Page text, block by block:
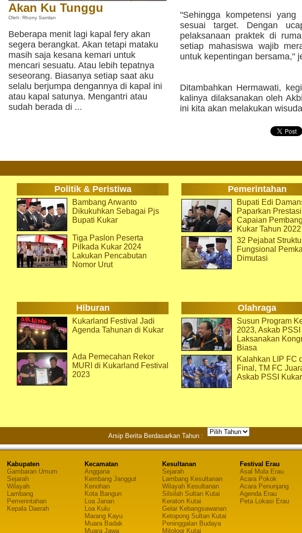
Akan Ku Tunggu
Oleh: Rhony Samlan
Beberapa menit lagi kapal fery akan
segera berangkat. Akan tetapi mataku
masih saja kesana kemari untuk
mencari sesuatu. Atau lebih tepatnya
seseorang. Biasanya setiap saat aku
selalu berjumpa dengannya di kapal ini
atau kapal satunya. Mengantri atau
sudah berada di ...
"Sehingga kompetensi
sesuai target. Dengan
pelaksanaan praktek di
setiap mahasiswa wajib
untuk kepentingan bersama,"
Ditambahkan Hermawati,
kalinya dilaksanakan oleh
ini kita akan melakukan
Politik & Peristiwa Pemerintahan
Bambang Arwanto
Dikukuhkan Sebagai Pjs
Bupati Kukar
Tiga Paslon Peserta
Pilkada Kukar 2024
Lakukan Pencabutan
Nomor Urut
Bupati Edi
Paparkan
Capaian
Kukar Tahun 2022
32 Pejabat
Fungsional
Dimutasi
Hiburan Olahraga
Kukarland Festival Jadi
Agenda Tahunan di Kukar
Ada Pemecahan Rekor
MURI di Kukarland Festival
2023
Susun Program
2023, Askab
Laksanakan
Biasa
Kalahkan LIP FC
Final, TM FC
Askab PSSI
Arsip Berita Berdasarkan Tahun :
Kabupaten
Gambaran Umum
Sejarah
Wilayah
Lambang
Pemerintahan
Kepala Daerah
Kecamatan
Anggana
Kembang Janggut
Kenohan
Kota Bangun
Loa Janan
Loa Kulu
Marang Kayu
Muara Badak
Muara Jawa
Kesultanan
Sejarah
Lambang Kesultanan
Wilayah Kesultanan
Silsilah Sultan Kutai
Keraton Kutai
Gelar Kebangsawanan
Ketopong Sultan Kutai
Peninggalan Budaya
Mitologi Kutai
Festival Erau
Asal Mula Erau
Acara Pokok
Acara Penunjang
Agenda Erau
Peta Lokasi Erau